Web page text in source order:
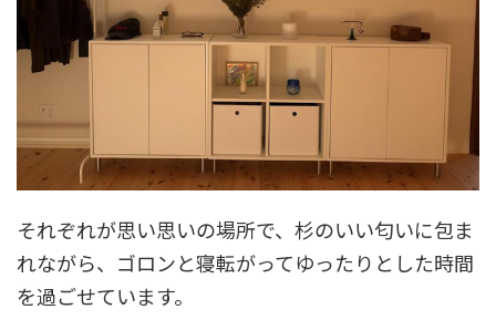
それぞれが思い思いの場所で、杉のいい匂いに包ま
れながら、ゴロンと寝転がってゆったりとした時間
を過ごせています。